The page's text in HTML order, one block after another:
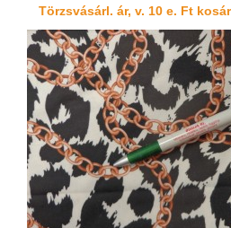
Törzsvásárl. ár, v. 10 e. Ft